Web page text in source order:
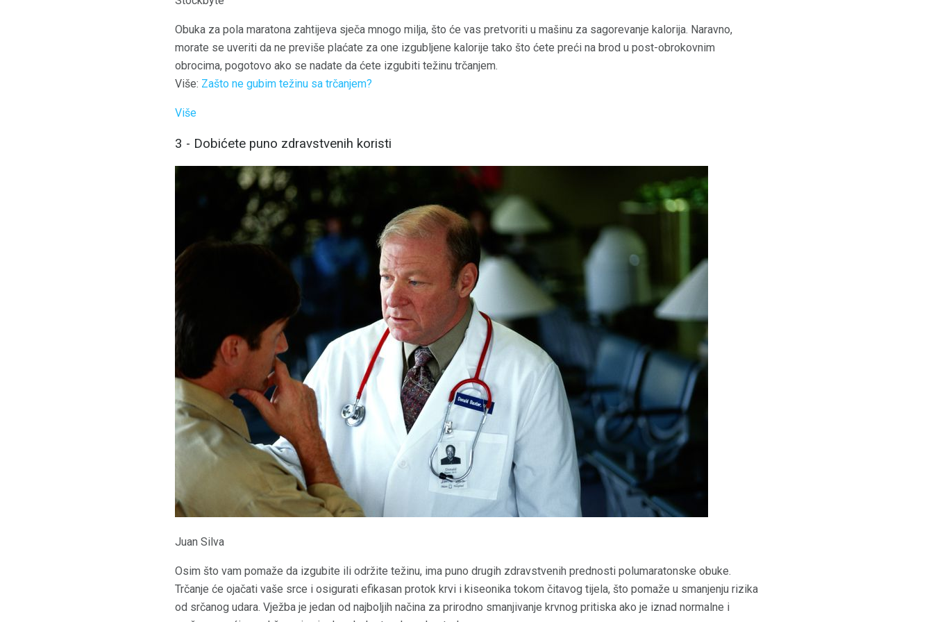
Obuka za pola maratona zahtijeva sječa mnogo milja, što će vas pretvoriti u mašinu za sagorevanje kalorija. Naravno,
morate se uveriti da ne previše plaćate za one izgubljene kalorije tako što ćete preći na brod u post-obrokovnim
obrocima, pogotovo ako se nadate da ćete izgubiti težinu trčanjem.
Više: Zašto ne gubim težinu sa trčanjem?
Više
3 - Dobićete puno zdravstvenih koristi
Juan Silva
Osim što vam pomaže da izgubite ili održite težinu, ima puno drugih zdravstvenih prednosti polumaratonske obuke.
Trčanje će ojačati vaše srce i osigurati efikasan protok krvi i kiseonika tokom čitavog tijela, što pomaže u smanjenju rizika
od srčanog udara. Vježba je jedan od najboljih načina za prirodno smanjivanje krvnog pritiska ako je iznad normalne i